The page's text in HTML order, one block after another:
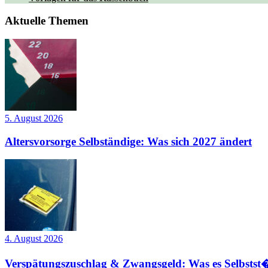
Aktuelle Themen
5. August 2026
Altersvorsorge Selbständige: Was sich 2027 ändert
4. August 2026
Verspätungszuschlag & Zwangsgeld: Was es